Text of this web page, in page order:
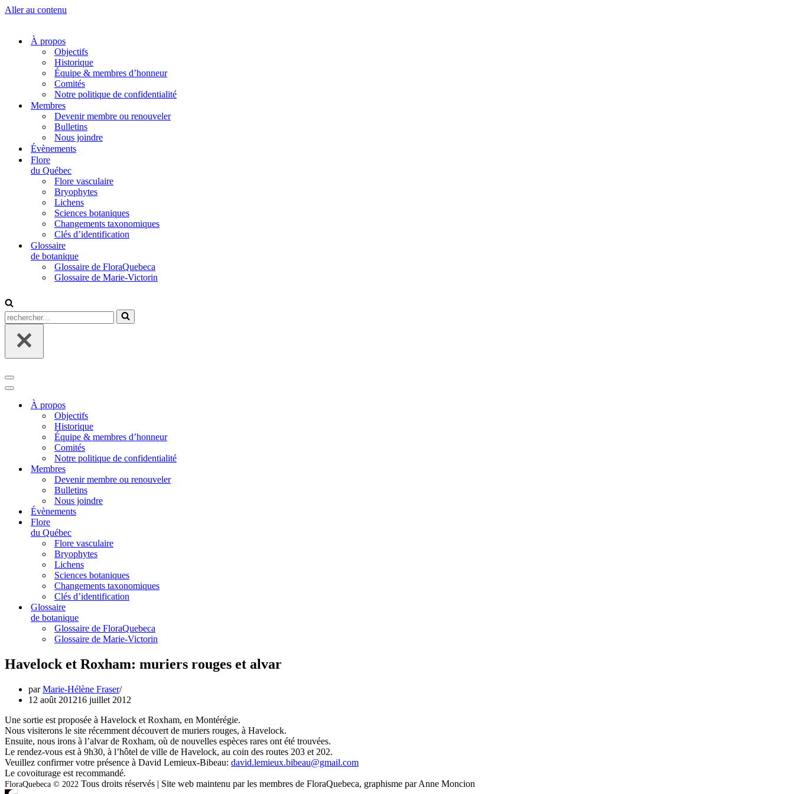
Aller au contenu
À propos
Objectifs
Historique
Équipe & membres d’honneur
Comités
Notre politique de confidentialité
Membres
Devenir membre ou renouveler
Bulletins
Nous joindre
Évènements
Flore
du Québec
Flore vasculaire
Bryophytes
Lichens
Sciences botaniques
Changements taxonomiques
Clés d’identification
Glossaire
de botanique
Glossaire de FloraQuebeca
Glossaire de Marie-Victorin
Rechercher...
Menu
de
navigation
Menu
navigationÀ propos
Objectifs
Historique
Équipe & membres d’honneur
Comités
Notre politique de confidentialité
Membres
Devenir membre ou renouveler
Bulletins
Nous joindre
Évènements
Flore
du Québec
Flore vasculaire
Bryophytes
Lichens
Sciences botaniques
Changements taxonomiques
Clés d’identification
Glossaire
de botanique
Glossaire de FloraQuebeca
Glossaire de Marie-Victorin
Havelock et Roxham: muriers rouges et alvar
parMarie-Hélène Fraser
12 août 201216 juillet 2012
Une sortie est proposée à Havelock et Roxham, en Montérégie.
Nous visiterons le site récemment découvert de muriers rouges, à Havelock.
Ensuite, nous irons à l’alvar de Roxham, où de nouvelles espèces rares ont été trouvées.
Le rendez-vous est à 9h30, à l’hôtel de ville de Havelock, au coin des routes 203 et 202.
Veuillez confirmer votre présence à David Lemieux-Bibeau: david.lemieux.bibeau@gmail.com
Le covoiturage est recommandé.
FloraQuebeca © 2022 Tous droits réservés | Site web maintenu par les membres de FloraQuebeca, graphisme par Anne Moncion